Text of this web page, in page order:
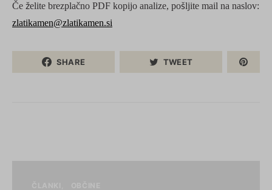
Če želite brezplačno PDF kopijo analize, pošljite mail na naslov:
zlatikamen@zlatikamen.si
SHARE TWEET